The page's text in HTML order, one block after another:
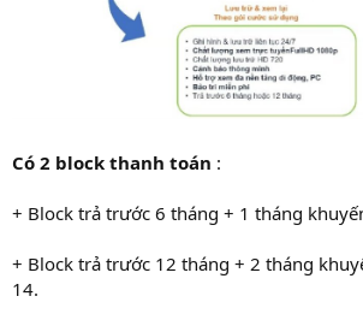
Có 2 block thanh toán :
+ Block trả trước 6 tháng + 1 tháng
+ Block trả trước 12 tháng + 2 tháng
14.